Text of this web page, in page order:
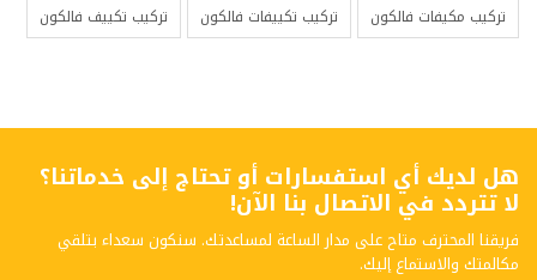
تركيب مكيفات فالكون تركيب تكييفات فالكون تركيب تكييف فالكون
هل لديك أي استفسارات أو تحتاج إلى خدماتنا؟
لا تتردد في الاتصال بنا الآن!
فريقنا المحترف متاح على مدار الساعة لمساعدتك. سنكون سعداء بتلقي
مكالمتك والاستماع إليك.